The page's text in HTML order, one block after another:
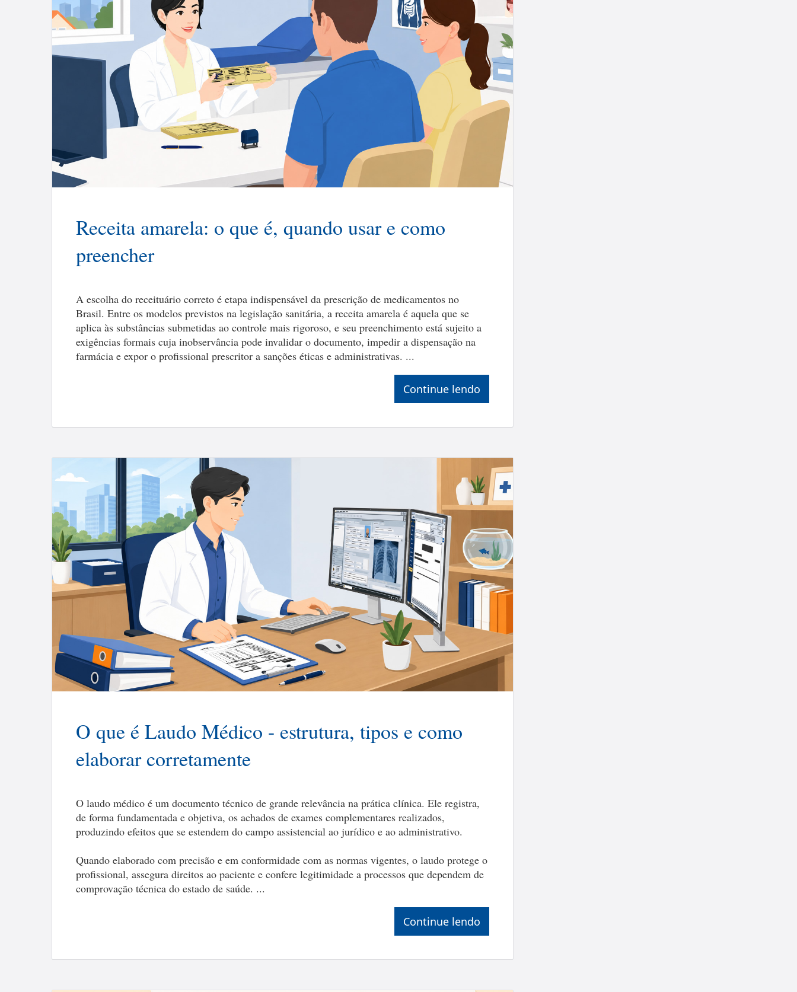
Receita amarela: o que é, quando usar e como
preencher
A escolha do receituário correto é etapa indispensável da prescrição de medicamentos no
Brasil. Entre os modelos previstos na legislação sanitária, a receita amarela é aquela que se
aplica às substâncias submetidas ao controle mais rigoroso, e seu preenchimento está sujeito a
exigências formais cuja inobservância pode invalidar o documento, impedir a dispensação na
farmácia e expor o profissional prescritor a sanções éticas e administrativas. ...
Continue lendo
O que é Laudo Médico - estrutura, tipos e como
elaborar corretamente
O laudo médico é um documento técnico de grande relevância na prática clínica. Ele registra,
de forma fundamentada e objetiva, os achados de exames complementares realizados,
produzindo efeitos que se estendem do campo assistencial ao jurídico e ao administrativo.
Quando elaborado com precisão e em conformidade com as normas vigentes, o laudo protege o
profissional, assegura direitos ao paciente e confere legitimidade a processos que dependem de
comprovação técnica do estado de saúde. ...
Continue lendo